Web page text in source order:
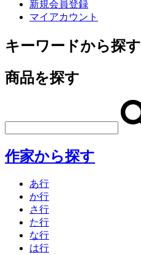
新規会員登録
マイアカウント
キーワードから探す
商品を探す
作家から探す
あ行
か行
さ行
た行
な行
は行